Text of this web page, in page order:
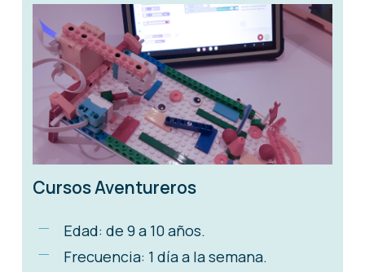
Cursos Aventureros
Edad: de 9 a 10 años.
Frecuencia: 1 día a la semana.